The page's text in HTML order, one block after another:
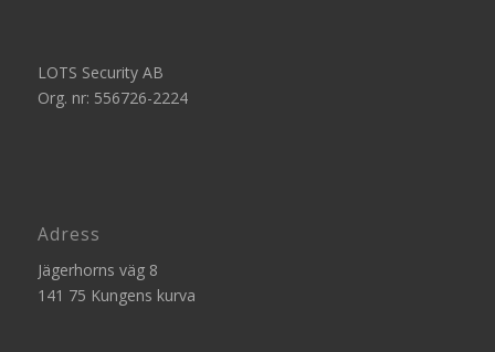
LOTS Security AB
Org. nr: 556726-2224
Adress
Jägerhorns väg 8
141 75 Kungens kurva